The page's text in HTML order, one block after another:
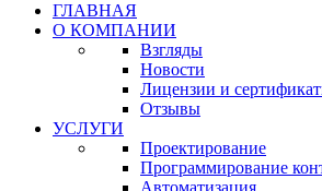
ГЛАВНАЯ
О КОМПАНИИ
Взгляды
Новости
Лицензии и
Отзывы
УСЛУГИ
Проектирование
Программирование
Автоматизация